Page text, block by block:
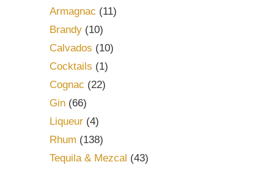
Armagnac (11)
Brandy (10)
Calvados (10)
Cocktails (1)
Cognac (22)
Gin (66)
Liqueur (4)
Rhum (138)
Tequila & Mezcal (43)